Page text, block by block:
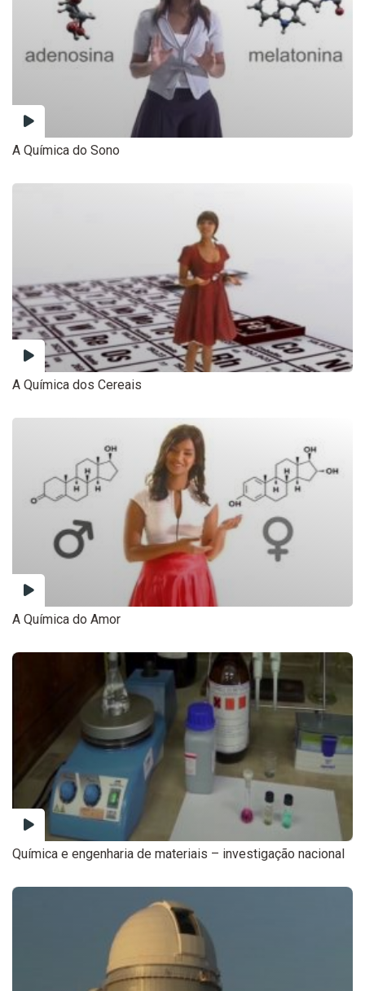
A Química do Sono
A Química dos Cereais
A Química do Amor
Química e engenharia de materiais – investigação nacional